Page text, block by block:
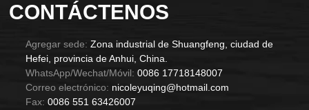
CONTÁCTENOS
Agregar sede: Zona industrial de Shuangfeng, ciudad de
Hefei, provincia de Anhui, China.
WhatsApp/Wechat/Móvil: 0086 17718148007
Correo electrónico: nicoleyuqing@hotmail.com
Fax: 0086 551 63426007